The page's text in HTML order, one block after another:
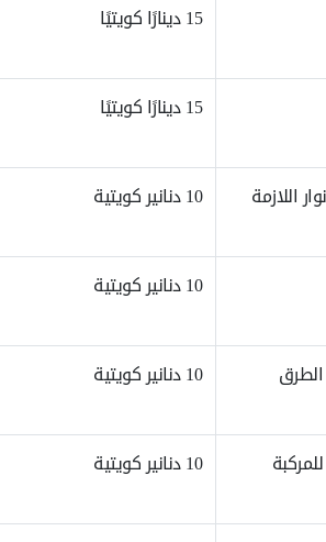
15 دينارًا كويتيًا
15 دينارًا كويتيًا
اللازمة
10 دنانير كويتية
10 دنانير كويتية
10 دنانير كويتية
10 دنانير كويتية